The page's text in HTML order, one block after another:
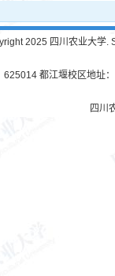
2025 四川农业大学.
都江堰校区地址
四川